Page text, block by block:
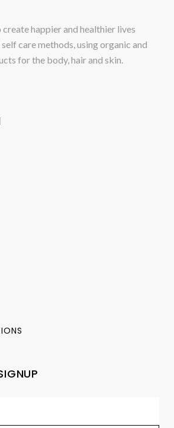
happier and healthier lives
care methods, using organic and
for the body, hair and skin.